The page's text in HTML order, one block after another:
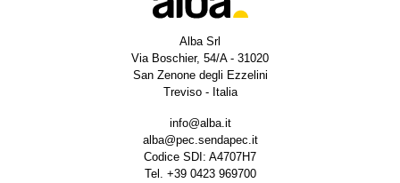
Alba Srl
Via Boschier, 54/A - 31020
San Zenone degli Ezzelini
Treviso - Italia
info@alba.it
alba@pec.sendapec.it
Codice SDI: A4707H7
Tel. +39 0423 969700